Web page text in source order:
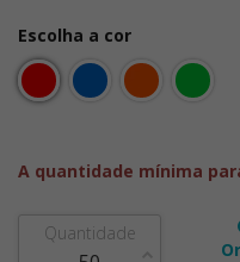
Escolha a cor
A quantidade mínima
Quantidade